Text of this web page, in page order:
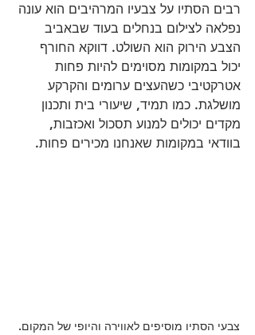
רבים הסתיו על צבעיו המרהיבים הוא עונה
נפלאה לצילום בנחלים בעוד שבאביב
הצבע הירוק הוא השולט. דווקא החורף
יכול במקומות מסוימים להיות פחות
אטרקטיבי כשהעצים ערומים והקרקע
מושלגת. כמו תמיד, שיעורי בית ותכנון
מקדים יכולים למנוע תסכול ואכזבות,
בוודאי במקומות שאנחנו מכירים פחות.
צבעי הסתיו מוסיפים לאווירה והיופי של המקום.